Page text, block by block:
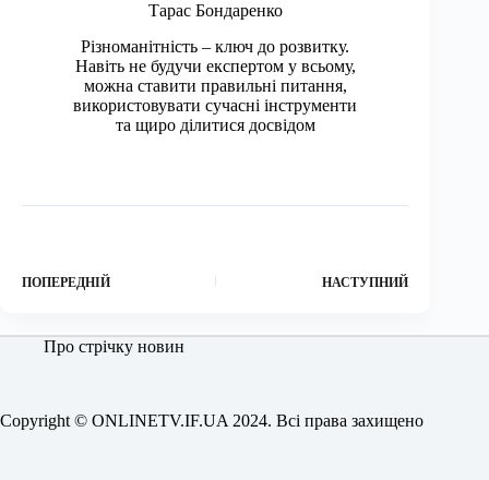
Тарас Бондаренко
Різноманітність – ключ до розвитку.
Навіть не будучи експертом у всьому,
можна ставити правильні питання,
використовувати сучасні інструменти
та щиро ділитися досвідом
ПОПЕРЕДНІЙ НАСТУПНИЙ
Про стрічку новин
Copyright © ONLINETV.IF.UA 2024. Всі права захищено